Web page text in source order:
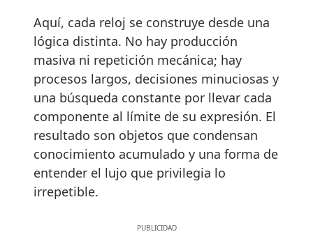
Aquí, cada reloj se construye desde una
lógica distinta. No hay producción
masiva ni repetición mecánica; hay
procesos largos, decisiones minuciosas y
una búsqueda constante por llevar cada
componente al límite de su expresión. El
resultado son objetos que condensan
conocimiento acumulado y una forma de
entender el lujo que privilegia lo
irrepetible.